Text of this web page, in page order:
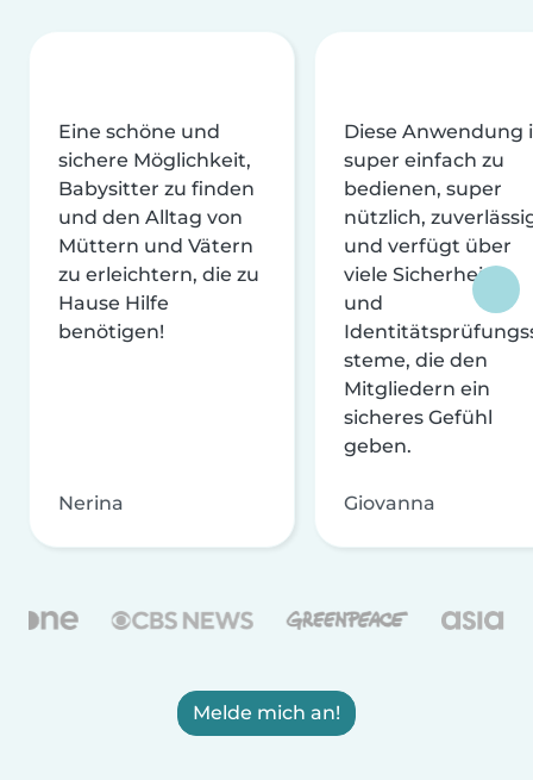
Eine schöne und
sichere Möglichkeit,
Babysitter zu finden
und den Alltag von
Müttern und Vätern
zu erleichtern, die zu
Hause Hilfe
benötigen!
Nerina
Diese Anwendung
super einfach zu
bedienen, super
nützlich,
und verfügt über
viele Sicherheits-
und
steme, die den
Mitgliedern ein
sicheres Gefühl
geben.
Giovanna
Melde mich an!